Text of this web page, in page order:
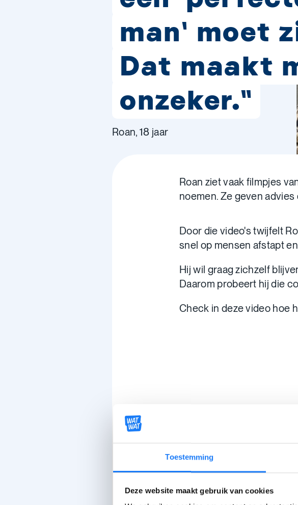
Toestemming
Deze website maakt gebruik van cookies
man' moet
Dat maakt
onzeker."
Roan, 18 jaar
Roan ziet vaak filmpjes
noemen. Ze geven
Door die video's twijfelt
snel op mensen afstapt
Hij wil graag zichzelf
Daarom probeert hij die
Check in deze video hoe